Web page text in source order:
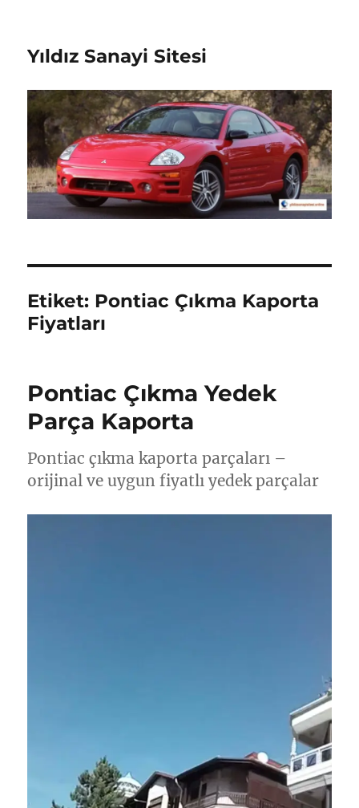
Yıldız Sanayi Sitesi
Etiket: Pontiac Çıkma Kaporta
Fiyatları
Pontiac Çıkma Yedek
Parça Kaporta
Pontiac çıkma kaporta parçaları –
orijinal ve uygun fiyatlı yedek parçalar